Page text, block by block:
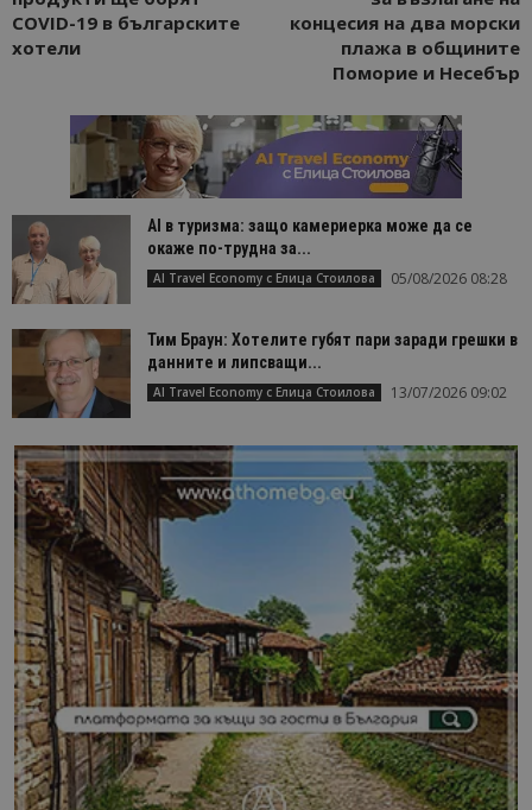
COVID-19 в българските
хотели
концесия на два морски
плажа в общините
Поморие и Несебър
AI в туризма: защо камериерка може да се
окаже по-трудна за...
AI Travel Economy с Елица Стоилова 05/08/2026 08:28
Тим Браун: Хотелите губят пари заради грешки в
данните и липсващи...
AI Travel Economy с Елица Стоилова 13/07/2026 09:02